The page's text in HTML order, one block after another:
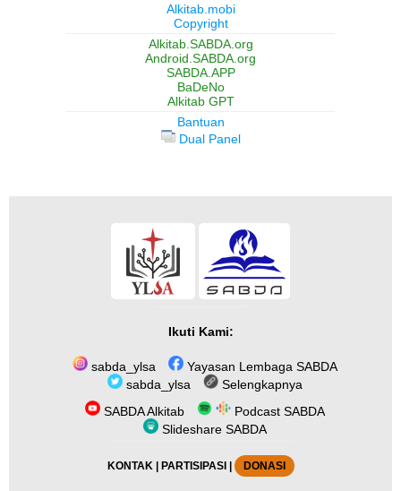
Alkitab.mobi
Copyright
Alkitab.SABDA.org
Android.SABDA.org
SABDA.APP
BaDeNo
Alkitab GPT
Bantuan
Dual Panel
Ikuti Kami:
sabda_ylsa
Yayasan Lembaga SABDA
sabda_ylsa
Selengkapnya
SABDA Alkitab
Podcast SABDA
Slideshare SABDA
KONTAK| PARTISIPASI DONASI